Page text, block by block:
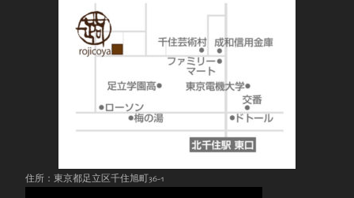
住所：東京都足立区千住旭町36-1